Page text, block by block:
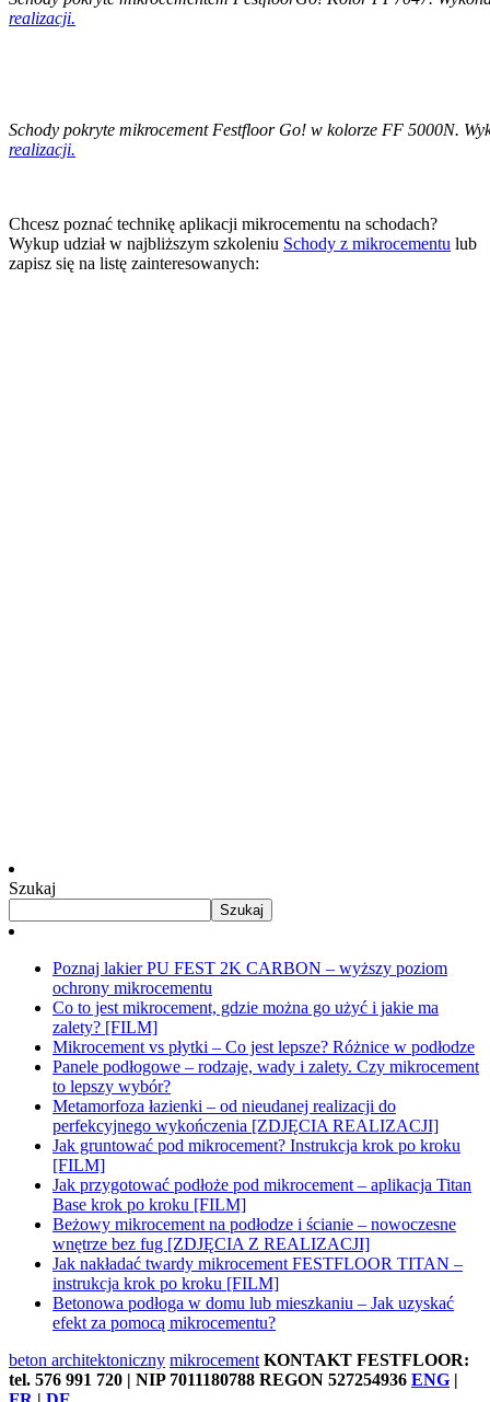
realizacji.
Schody pokryte mikrocement Festfloor Go! w kolorze FF 5000N.
realizacji.
Chcesz poznać technikę aplikacji mikrocementu na schodach?
Wykup udział w najbliższym szkoleniu Schody z mikrocementu lub
zapisz się na listę zainteresowanych:
Szukaj
Szukaj
Poznaj lakier PU FEST 2K CARBON – wyższy poziom
ochrony mikrocementu
Co to jest mikrocement, gdzie można go użyć i jakie ma
zalety? [FILM]
Mikrocement vs płytki – Co jest lepsze? Różnice w podłodze
Panele podłogowe – rodzaje, wady i zalety. Czy mikrocement
to lepszy wybór?
Metamorfoza łazienki – od nieudanej realizacji do
perfekcyjnego wykończenia [ZDJĘCIA REALIZACJI]
Jak gruntować pod mikrocement? Instrukcja krok po kroku
[FILM]
Jak przygotować podłoże pod mikrocement – aplikacja Titan
Base krok po kroku [FILM]
Beżowy mikrocement na podłodze i ścianie – nowoczesne
wnętrze bez fug [ZDJĘCIA Z REALIZACJI]
Jak nakładać twardy mikrocement FESTFLOOR TITAN –
instrukcja krok po kroku [FILM]
Betonowa podłoga w domu lub mieszkaniu – Jak uzyskać
efekt za pomocą mikrocementu?
beton architektoniczny mikrocement KONTAKT FESTFLOOR:
tel. 576 991 720 | NIP 7011180788 REGON 527254936 ENG |